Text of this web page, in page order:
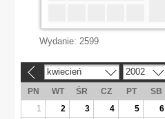
Wydanie: 2599
kwiecień 2002
PN WT ŚR CZ PT SB
1
2 3 4 5 6